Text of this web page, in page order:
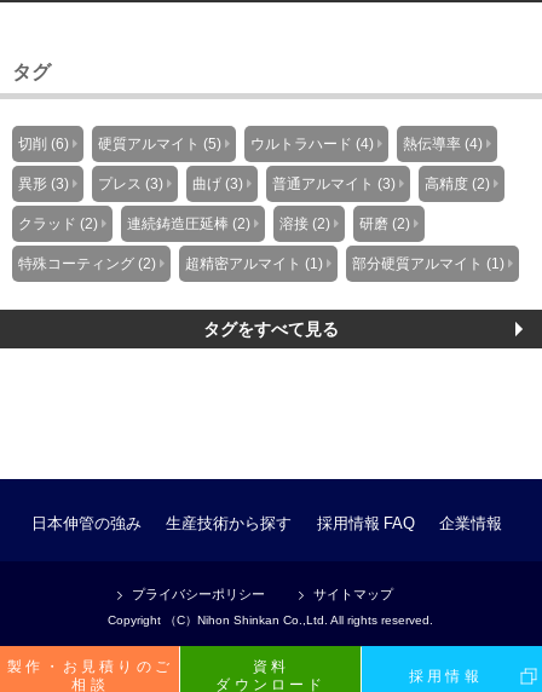
タグ
切削 (6) 硬質アルマイト (5) ウルトラハード (4) 熱伝導率 (4)
異形 (3) プレス (3) 曲げ (3) 普通アルマイト (3) 高精度 (2)
クラッド (2) 連続鋳造圧延棒 (2) 溶接 (2) 研磨 (2)
特殊コーティング (2) 超精密アルマイト (1) 部分硬質アルマイト (1)
タグをすべて見る
日本伸管の強み 生産技術から探す 採用情報 FAQ 企業情報
プライバシーポリシー サイトマップ
Copyright （C）Nihon Shinkan Co.,Ltd. All rights reserved.
製作・お見積りのご
相談
資料
ダウンロード
採用情報